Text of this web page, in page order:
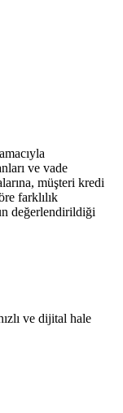
ve vade
müşteri kredi
farklılık
değerlendirildiği
ve dijital hale